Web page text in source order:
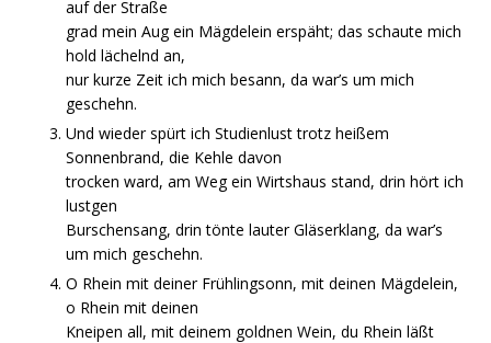
auf der Straße
grad mein Aug ein Mägdelein erspäht; das schaute mich
hold lächelnd an,
nur kurze Zeit ich mich besann, da war’s um mich
geschehn.
Und wieder spürt ich Studienlust trotz heißem
Sonnenbrand, die Kehle davon
trocken ward, am Weg ein Wirtshaus stand, drin hört ich
lustgen
Burschensang, drin tönte lauter Gläserklang, da war’s
um mich geschehn.
O Rhein mit deiner Frühlingsonn, mit deinen Mägdelein,
o Rhein mit deinen
Kneipen all, mit deinem goldnen Wein, du Rhein läßt